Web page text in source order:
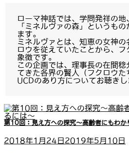
ローマ神話では、学問発祥の地
「ミネルヴァの森」というも
ます。
ミネルヴァとは、知恵の女神の
ロウを従えていたことから、フ
象徴です。
この企画では、理事長の在間
てきた各界の賢人（フクロウた
UCDのあり方についてお聴きし
第10回：見え方への探究～高齢者にもわか
2018年1月24日 2019年5月10日